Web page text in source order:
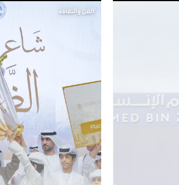
الفن والثقافة